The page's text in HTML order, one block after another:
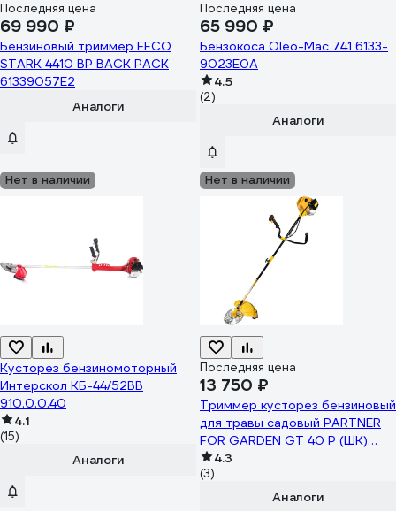
Последняя цена
69 990 ₽
Бензиновый триммер EFCO
STARK 4410 BP BACK PACK
61339057E2
Аналоги
Последняя цена
65 990 ₽
Бензокоса Oleo-Mac 741 6133-
9023E0A
4.5
(2)
Аналоги
Нет в наличии
Кусторез бензиномоторный
Интерскол КБ-44/52ВВ
910.0.0.40
4.1
(15)
Аналоги
Нет в наличии
Последняя цена
13 750 ₽
Триммер кусторез бензиновый
для травы садовый PARTNER
FOR GARDEN GT 40 P (ШК)
5632
4.3
(3)
Аналоги